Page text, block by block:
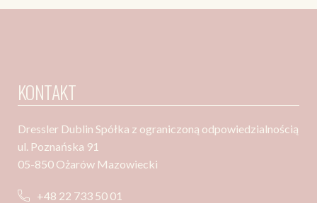
KONTAKT
Dressler Dublin Spółka z ograniczoną odpowiedzialnością
ul. Poznańska 91
05-850 Ożarów Mazowiecki
+48 22 733 50 01